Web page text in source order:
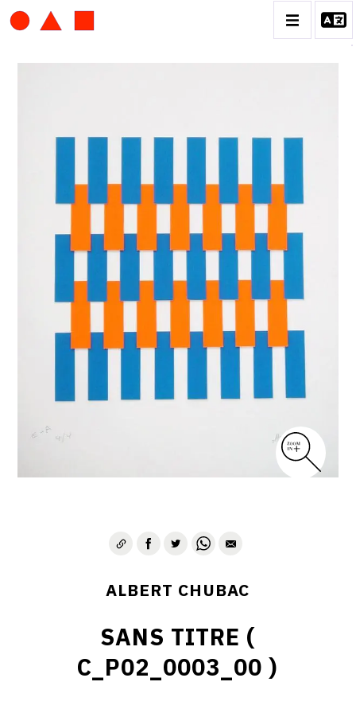
ALBERT CHUBAC
BIOGRAPHIE
CATALOGUE DES OEUVRES
CONTACT
ALBERT CHUBAC
SANS TITRE (
C_P02_0003_00 )